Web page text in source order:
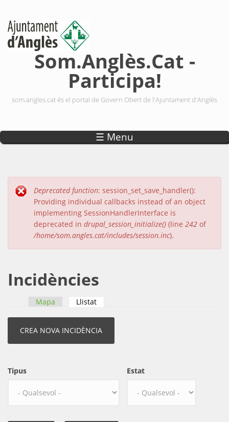
Som.Anglès.Cat -
Participa!
som.angles.cat és el portal de Govern Obert de l'Ajuntament d'Anglès
☰ Menu
Missatge d'error
Deprecated function: session_set_save_handler():
Providing individual callbacks instead of an object
implementing SessionHandlerInterface is
deprecated in drupal_session_initialize() (line 242 of
/home/som.angles.cat/includes/session.inc).
Incidències
Pestanyes primàries
Mapa Llistat
Tipus Estat